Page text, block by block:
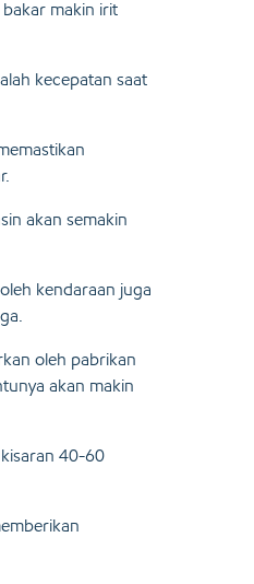
makin irit
kecepatan saat
akan semakin
kendaraan juga
oleh pabrikan
akan makin
40-60